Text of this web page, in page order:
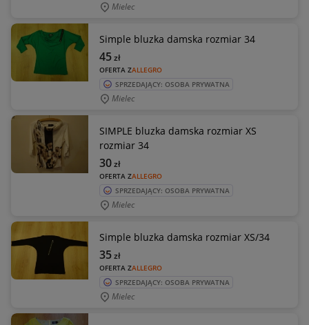
Mielec
Simple bluzka damska rozmiar 34
OFERTA ZALLEGRO
45zł
SPRZEDAJĄCY: OSOBA PRYWATNA
Mielec
SIMPLE bluzka damska rozmiar XS
rozmiar 34
OFERTA ZALLEGRO
30zł
SPRZEDAJĄCY: OSOBA PRYWATNA
Mielec
Simple bluzka damska rozmiar XS/34
OFERTA ZALLEGRO
35zł
SPRZEDAJĄCY: OSOBA PRYWATNA
Mielec